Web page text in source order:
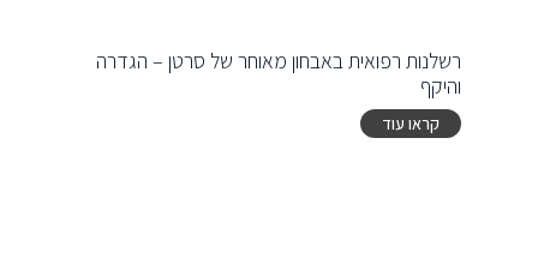
רשלנות רפואית באבחון מאוחר של סרטן – הגדרה
והיקף
קראו עוד